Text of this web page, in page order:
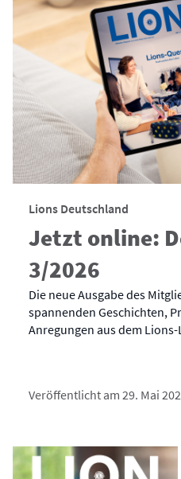
Lions Deutschland
Jetzt online:
3/2026
Die neue Ausgabe des
spannenden Geschichten,
Anregungen aus dem Lions-
Veröffentlicht am 29. Mai